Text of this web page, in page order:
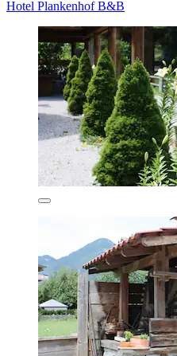
Hotel Plankenhof B&B